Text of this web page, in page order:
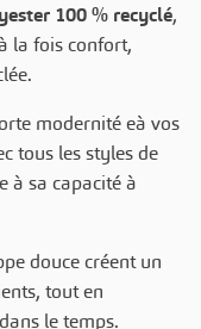
100 % recyclé,
la fois confort,
modernité eà vos
tous les styles de
à sa capacité à
douce créent un
tout en
le temps.